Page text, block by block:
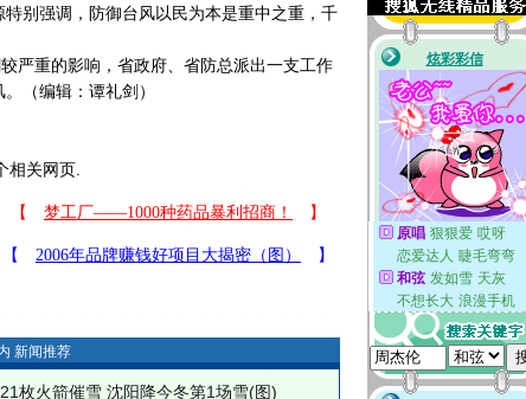
别强调，防御台风以民为本是重中之重，千
重的影响，省政府、省防总派出一支工作
（编辑：谭礼剑）
相关网页.
新闻推荐
枚火箭催雪 沈阳降今冬第1场雪(图)